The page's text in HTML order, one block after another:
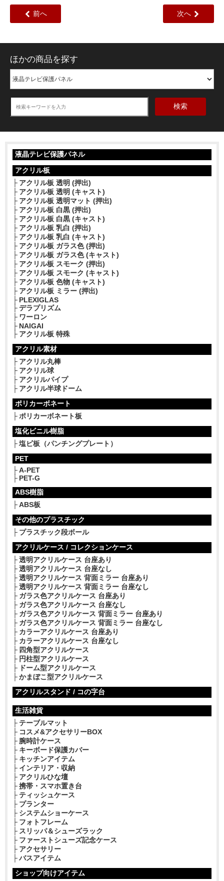
前へ 次へ
ほかの商品を探す
検索
液晶テレビ保護パネル
アクリル板
アクリル板 透明 (押出)
アクリル板 透明 (キャスト)
アクリル板 透明マット (押出)
アクリル板 白黒 (押出)
アクリル板 白黒 (キャスト)
アクリル板 乳白 (押出)
アクリル板 乳白 (キャスト)
アクリル板 ガラス色 (押出)
アクリル板 ガラス色 (キャスト)
アクリル板 スモーク (押出)
アクリル板 スモーク (キャスト)
アクリル板 色物 (キャスト)
アクリル板 ミラー (押出)
PLEXIGLAS
デラプリズム
ワーロン
NAIGAI
アクリル板 特殊
アクリル素材
アクリル丸棒
アクリル球
アクリルパイプ
アクリル半球ドーム
ポリカーボネート
ポリカーボネート板
塩化ビニル樹脂
塩ビ板（パンチングプレート）
PET
A-PET
PET-G
ABS樹脂
ABS板
その他のプラスチック
プラスチック段ボール
アクリルケース / コレクションケース
透明アクリルケース 台座あり
透明アクリルケース 台座なし
透明アクリルケース 背面ミラー 台座あり
透明アクリルケース 背面ミラー 台座なし
ガラス色アクリルケース 台座あり
ガラス色アクリルケース 台座なし
ガラス色アクリルケース 背面ミラー 台座あり
ガラス色アクリルケース 背面ミラー 台座なし
カラーアクリルケース 台座あり
カラーアクリルケース 台座なし
四角型アクリルケース
円柱型アクリルケース
ドーム型アクリルケース
かまぼこ型アクリルケース
アクリルスタンド / コの字台
生活雑貨
テーブルマット
コスメ&アクセサリーBOX
腕時計ケース
キーボード保護カバー
キッチンアイテム
インテリア・収納
アクリルひな壇
携帯・スマホ置き台
ティッシュケース
プランター
システムショーケース
フォトフレーム
スリッパ＆シューズラック
ファーストシューズ記念ケース
アクセサリー
バスアイテム
ショップ向けアイテム